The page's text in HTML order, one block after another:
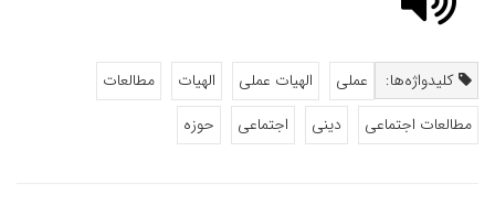
کلیدواژه‌ها: عملی الهیات عملی الهیات
مطالعات
مطالعات اجتماعی
دینی اجتماعی حوزه